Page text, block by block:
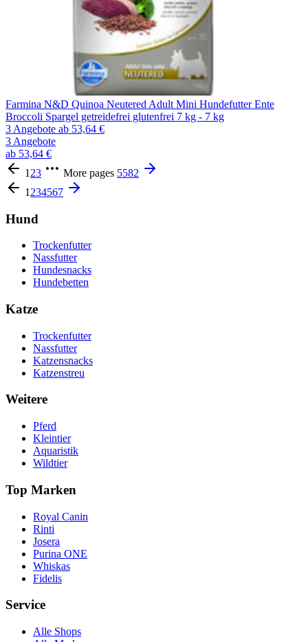
Farmina N&D Quinoa Neutered Adult Mini Hundefutter Ente
Broccoli Spargel getreidefrei glutenfrei 7 kg - 7 kg
3 Angebote ab 53,64 €
3 Angebote
ab 53,64 €
1 23 More pages 5582
1 234567
Hund
Trockenfutter
Nassfutter
Hundesnacks
Hundebetten
Katze
Trockenfutter
Nassfutter
Katzensnacks
Katzenstreu
Weitere
Pferd
Kleintier
Aquaristik
Wildtier
Top Marken
Royal Canin
Rinti
Josera
Purina ONE
Whiskas
Fidelis
Service
Alle Shops